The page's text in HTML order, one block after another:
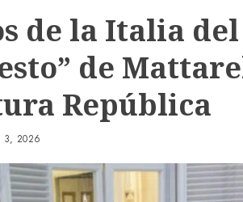
de la Italia
de
República
3, 2026